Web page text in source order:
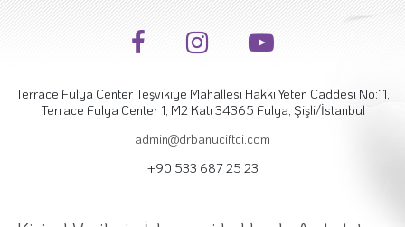
Terrace Fulya Center Teşvikiye Mahallesi Hakkı Yeten Caddesi No:11,
Terrace Fulya Center 1, M2 Katı 34365 Fulya, Şişli/İstanbul
admin@drbanuciftci.com
+90 533 687 25 23